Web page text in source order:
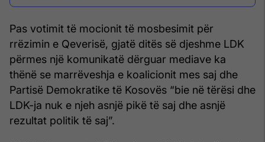
Pas votimit të mocionit të mosbesimit për
rrëzimin e Qeverisë, gjatë ditës së djeshme LDK
përmes një komunikatë dërguar mediave ka
thënë se marrëveshja e koalicionit mes saj dhe
Partisë Demokratike të Kosovës “bie në tërësi dhe
LDK-ja nuk e njeh asnjë pikë të saj dhe asnjë
rezultat politik të saj”.